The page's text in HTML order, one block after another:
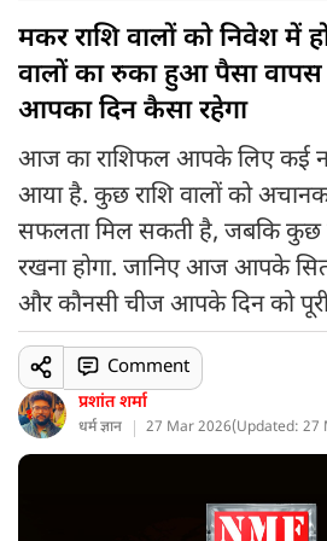
मकर राशि वालों को निवेश में
वालों का रुका हुआ पैसा
आपका दिन कैसा रहेगा
आज का राशिफल आपके लिए कई
आया है. कुछ राशि वालों को
सफलता मिल सकती है, जबकि कुछ
रखना होगा. जानिए आज आपके
और कौनसी चीज आपके दिन को
प्रशांत शर्मा
धर्म ज्ञान 27 Mar 2026(Updated: 27
Comment